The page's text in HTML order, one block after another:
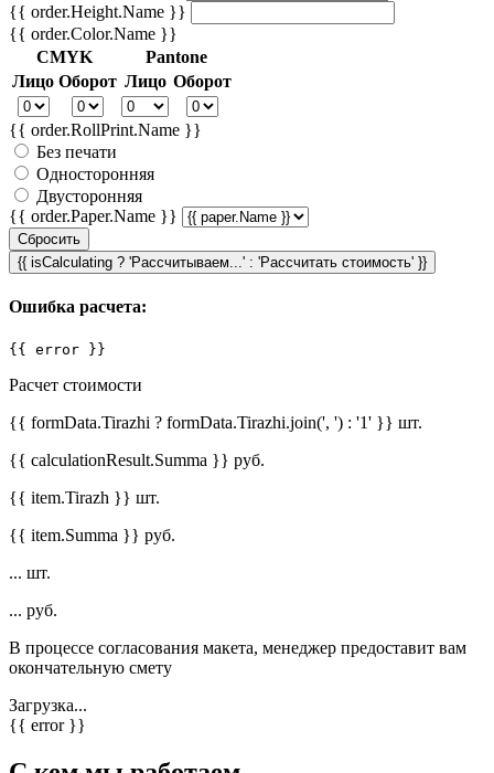
{{ order.Height.Name }}
{{ order.Color.Name }}
CMYK
Pantone
Лицо Оборот Лицо Оборот
{{ order.RollPrint.Name }}
Без печати
Односторонняя
Двусторонняя
{{ order.Paper.Name }}
Сбросить
{{ isCalculating ? 'Рассчитываем...' : 'Рассчитать стоимость' }}
Ошибка расчета:
{{ error }}
Расчет стоимости
{{ formData.Tirazhi ? formData.Tirazhi.join(', ') : '1' }} шт.
{{ calculationResult.Summa }} руб.
{{ item.Tirazh }} шт.
{{ item.Summa }} руб.
... шт.
... руб.
В процессе согласования макета, менеджер предоставит вам
окончательную смету
Загрузка...
{{ error }}